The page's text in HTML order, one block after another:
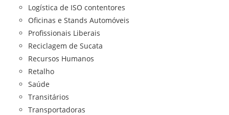
Logística de ISO contentores
Oficinas e Stands Automóveis
Profissionais Liberais
Reciclagem de Sucata
Recursos Humanos
Retalho
Saúde
Transitários
Transportadoras